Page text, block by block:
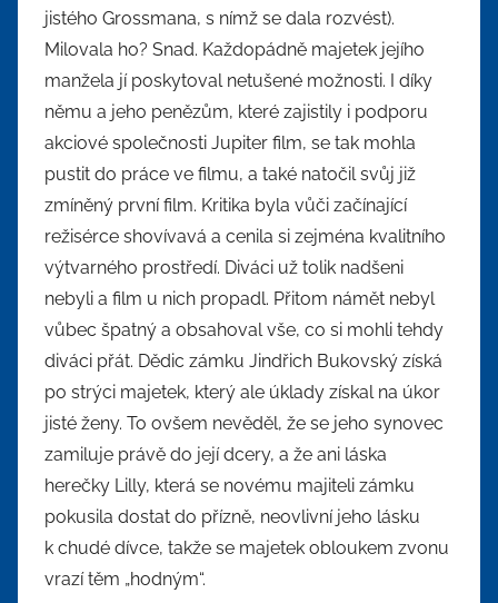
jistého Grossmana, s nímž se dala rozvést).
Milovala ho? Snad. Každopádně majetek jejího
manžela jí poskytoval netušené možnosti. I díky
němu a jeho penězům, které zajistily i podporu
akciové společnosti Jupiter film, se tak mohla
pustit do práce ve filmu, a také natočil svůj již
zmíněný první film. Kritika byla vůči začínající
režisérce shovívavá a cenila si zejména kvalitního
výtvarného prostředí. Diváci už tolik nadšeni
nebyli a film u nich propadl. Přitom námět nebyl
vůbec špatný a obsahoval vše, co si mohli tehdy
diváci přát. Dědic zámku Jindřich Bukovský získá
po strýci majetek, který ale úklady získal na úkor
jisté ženy. To ovšem nevěděl, že se jeho synovec
zamiluje právě do její dcery, a že ani láska
herečky Lilly, která se novému majiteli zámku
pokusila dostat do přízně, neovlivní jeho lásku
k chudé dívce, takže se majetek obloukem zvonu
vrazí těm „hodným“.